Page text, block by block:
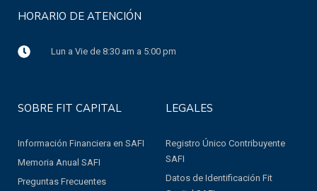
HORARIO DE ATENCIÓN
Lun a Vie de 8:30 am a 5:00 pm
SOBRE FIT CAPITAL
Información Financiera en SAFI
Memoria Anual SAFI
Preguntas Frecuentes
LEGALES
Registro Único Contribuyente
SAFI
Datos de Identificación Fit